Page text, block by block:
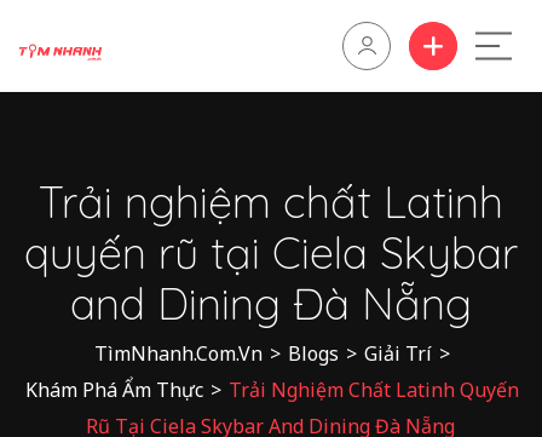
Trải nghiệm chất Latinh
quyến rũ tại Ciela Skybar
and Dining Đà Nẵng
TìmNhanh.Com.Vn > Blogs > Giải Trí >
Khám Phá Ẩm Thực > Trải Nghiệm Chất Latinh Quyến
Rũ Tại Ciela Skybar And Dining Đà Nẵng